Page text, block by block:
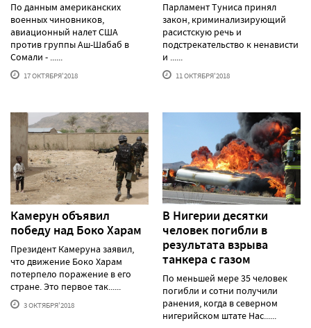
По данным американских
военных чиновников,
авиационный налет США
против группы Аш-Шабаб в
Сомали - ......
17 ОКТЯБРЯ'2018
Парламент Туниса принял
закон, криминализирующий
расистскую речь и
подстрекательство к ненависти
и ......
11 ОКТЯБРЯ'2018
Камерун объявил
победу над Боко Харам
Президент Камеруна заявил,
что движение Боко Харам
потерпело поражение в его
стране. Это первое так......
3 ОКТЯБРЯ'2018
В Нигерии десятки
человек погибли в
результата взрыва
танкера с газом
По меньшей мере 35 человек
погибли и сотни получили
ранения, когда в северном
нигерийском штате Нас......